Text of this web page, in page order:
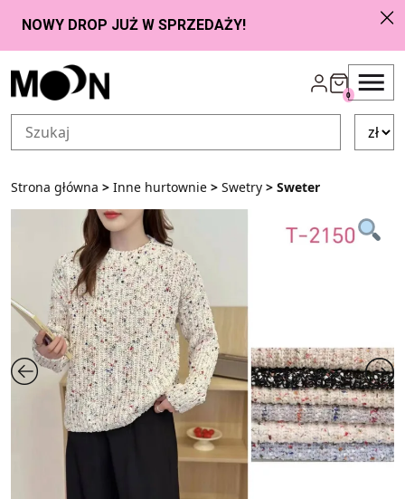
Przejdź do zawartości
0
Strona główna > Inne hurtownie > Swetry > Sweter